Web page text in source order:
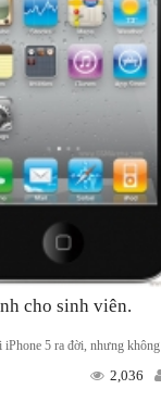
cho sinh viên.
5 ra đời, nhưng không
2,036